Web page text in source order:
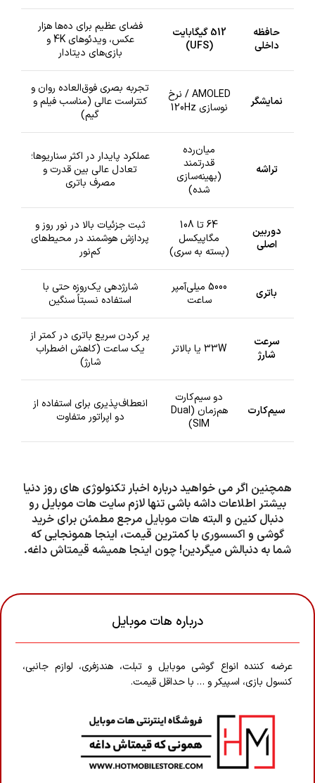
حافظه
داخلی
512 گیگابایت
(UFS)
فضای عظیم برای ده‌ها هزار
عکس، ویدئوهای 4K و
بازی‌های دیتادار
نمایشگر
AMOLED / نرخ
نوسازی 120Hz
تجربه بصری فوق‌العاده روان و
کنتراست عالی (مناسب فیلم و
گیم)
تراشه
میان‌رده
قدرتمند
(بهینه‌سازی
شده)
عملکرد پایدار در اکثر سناریوها؛
تعادل عالی بین قدرت و
مصرف باتری
دوربین
اصلی
64 تا 108
مگاپیکسل
(بسته به سری)
ثبت جزئیات بالا در نور روز و
پردازش هوشمند در محیط‌های
کم‌نور
باتری
5000 میلی‌آمپر
ساعت
شارژدهی یک‌روزه حتی با
استفاده نسبتاً سنگین
سرعت
شارژ
33W یا بالاتر
پر کردن سریع باتری در کمتر از
یک ساعت (کاهش اضطراب
شارژ)
سیم‌کارت
دو سیم‌کارت
هم‌زمان (Dual
SIM)
انعطاف‌پذیری برای استفاده از
دو اپراتور متفاوت
همچنین اگر می خواهید درباره اخبار تکنولوژی های روز دنیا
بیشتر اطلاعات داشه باشی تنها لازم سایت هات موبایل رو
دنبال کنین و البته هات موبایل مرجع مطمئن برای خرید
گوشی و اکسسوری با کمترین قیمت، اینجا همونجایی که
شما به دنبالش میگردین! چون اینجا همیشه قیمتاش داغه.
درباره هات موبایل
عرضه کننده انواع گوشی موبایل و تبلت، هندزفری، لوازم جانبی،
کنسول بازی، اسپیکر و … با حداقل قیمت.